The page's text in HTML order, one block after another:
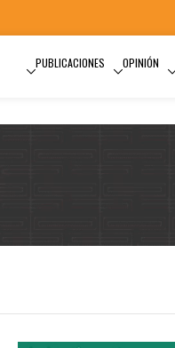
PUBLICACIONES OPINIÓN